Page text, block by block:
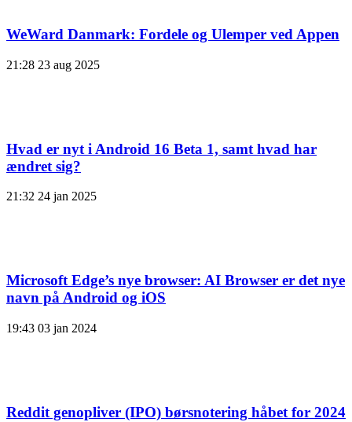
WeWard Danmark: Fordele og Ulemper ved Appen
21:28 23 aug 2025
Hvad er nyt i Android 16 Beta 1, samt hvad har
ændret sig?
21:32 24 jan 2025
Microsoft Edge’s nye browser: AI Browser er det nye
navn på Android og iOS
19:43 03 jan 2024
Reddit genopliver (IPO) børsnotering håbet for 2024